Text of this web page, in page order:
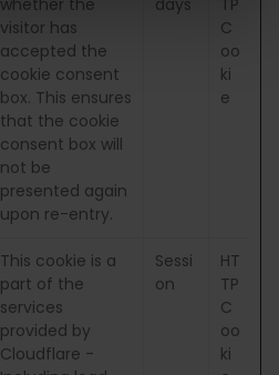
visitor has
accepted the
cookie consent
box. This ensures
that the cookie
consent box will
not be
presented again
upon re-entry.
C
oo
ki
e
This cookie is a
part of the
services
provided by
Cloudflare -
Sessi
on
HT
TP
C
oo
ki